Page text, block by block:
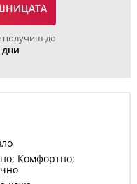
получиш до
дни
Комфортно;